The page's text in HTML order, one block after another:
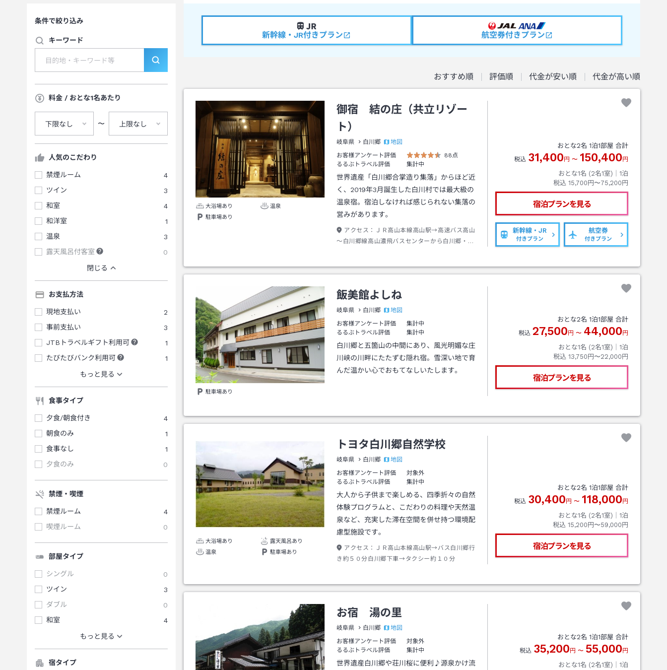
条件で絞り込み
キーワード
料金 / おとな1名あたり
下限なし 〜 上限なし
人気のこだわり
禁煙ルーム
4
ツイン
3
和室
4
和洋室
1
温泉
3
露天風呂付客室
0
閉じる
お支払方法
現地支払い
2
事前支払い
3
JTBトラベルギフト利用可
1
たびたびバンク利用可
1
もっと見る
食事タイプ
夕食/朝食付き
4
朝食のみ
1
食事なし
1
夕食のみ
0
禁煙・喫煙
禁煙ルーム
4
喫煙ルーム
0
部屋タイプ
シングル
0
ツイン
3
ダブル
0
和室
4
もっと見る
宿タイプ
新幹線・JR付きプラン 航空券付きプラン
おすすめ順 評価順 代金が安い順 代金が高い順
大浴場あり
温泉
駐車場あり
御宿 結の庄（共立リゾー
ト）
岐阜県 白川郷
地図
お客様アンケート評価
88点
るるぶトラベル評価
集計中
世界遺産「白川郷合掌造り集落」からほど近
く、2019年3月誕生した白川村では最大級の
温泉宿。宿泊しなければ感じられない集落の
営みがあります。
アクセス：
ＪＲ高山本線高山駅→高速バス高山
～白川郷線高山濃飛バスセンターから白川郷・金
おとな2名 1泊1部屋 合計
税込 31,400 円 〜 150,400 円
おとな1名 (2名1室)｜ 1泊
税込 15,700円〜75,200円
宿泊プランを見る
新幹線・JR
付きプラン
航空券
付きプラン
駐車場あり
飯美館よしね
岐阜県 白川郷
地図
お客様アンケート評価
集計中
るるぶトラベル評価
集計中
白川郷と五箇山の中間にあり、風光明媚な庄
川峡の川畔にたたずむ隠れ宿。雪深い地で育
んだ温かい心でおもてなしいたします。
おとな2名 1泊1部屋 合計
税込 27,500 円 〜 44,000 円
おとな1名 (2名1室)｜ 1泊
税込 13,750円〜22,000円
宿泊プランを見る
大浴場あり
露天風呂あり
温泉
駐車場あり
トヨタ白川郷自然学校
岐阜県 白川郷
地図
お客様アンケート評価
対象外
るるぶトラベル評価
集計中
大人から子供まで楽しめる、四季折々の自然
体験プログラムと、こだわりの料理や天然温
泉など、充実した滞在空間を併せ持つ環境配
慮型施設です。
アクセス：
ＪＲ高山本線高山駅→バス白川郷行
き約５０分白川郷下車→タクシー約１０分
おとな2名 1泊1部屋 合計
税込 30,400 円 〜 118,000 円
おとな1名 (2名1室)｜ 1泊
税込 15,200円〜59,000円
宿泊プランを見る
お宿 湯の里
岐阜県 白川郷
地図
お客様アンケート評価
対象外
るるぶトラベル評価
集計中
世界遺産白川郷や荘川桜に便利♪源泉かけ流
おとな2名 1泊1部屋 合計
税込 35,200 円 〜 55,000 円
おとな1名 (2名1室)｜ 1泊